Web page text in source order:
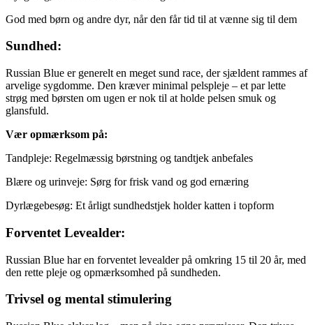
God med børn og andre dyr, når den får tid til at vænne sig til dem
Sundhed:
Russian Blue er generelt en meget sund race, der sjældent rammes af
arvelige sygdomme. Den kræver minimal pelspleje – et par lette
strøg med børsten om ugen er nok til at holde pelsen smuk og
glansfuld.
Vær opmærksom på:
Tandpleje: Regelmæssig børstning og tandtjek anbefales
Blære og urinveje: Sørg for frisk vand og god ernæring
Dyrlægebesøg: Et årligt sundhedstjek holder katten i topform
Forventet Levealder:
Russian Blue har en forventet levealder på omkring 15 til 20 år, med
den rette pleje og opmærksomhed på sundheden.
Trivsel og mental stimulering